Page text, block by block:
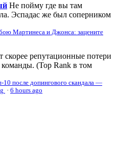
Не пойму где вы там
Эспадас же был соперником
Мартинеса и Джонса: зацените
скорее репутационные потери
(Top Rank в том
после допингового скандала —
· 6 hours ago